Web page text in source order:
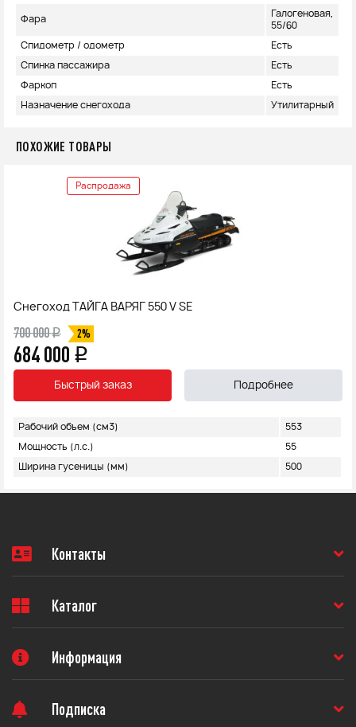
Фара
Галогеновая,
55/60
Спидометр / одометр Есть
Спинка пассажира Есть
Фаркоп Есть
Назначение снегохода Утилитарный
ПОХОЖИЕ ТОВАРЫ
Распродажа
Снегоход ТАЙГА ВАРЯГ 550 V SE
700 000q 2%
684 000 q
Быстрый заказ Подробнее
Рабочий объем (см3) 553
Мощность (л.с.) 55
Ширина гусеницы (мм) 500
Контакты
Каталог
Информация
Подписка